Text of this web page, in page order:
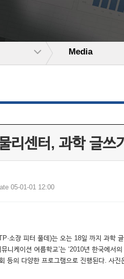
Media
리센터, 과학 글쓰
05-01-01 12:00
소장 피터 풀데)는 오는 18일 까지 과학
니케이션 여름학교’는 ‘2010년 한국에
등의 다양한 프로그램으로 진행된다. 사진